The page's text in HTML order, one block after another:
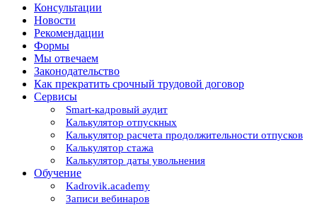
Консультации
Новости
Рекомендации
Формы
Мы отвечаем
Законодательство
Как прекратить срочный трудовой договор
Сервисы
Smart-кадровый аудит
Калькулятор отпускных
Калькулятор расчета продолжительности отпусков
Калькулятор стажа
Калькулятор даты увольнения
Обучение
Kadrovik.academy
Записи вебинаров